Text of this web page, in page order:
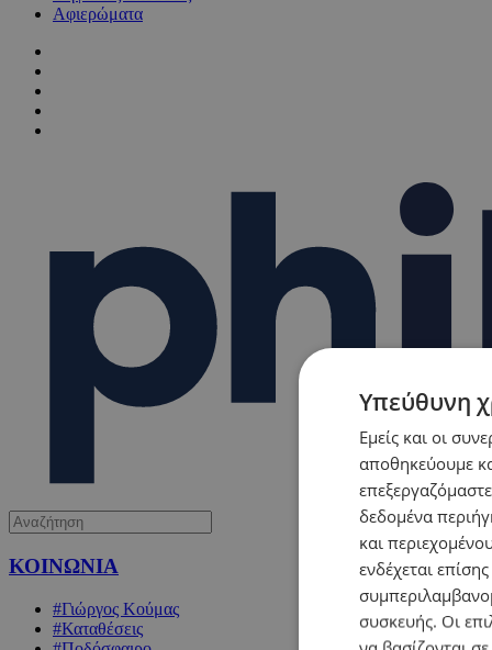
Αφιερώματα
ΚΟΙΝΩΝΙΑ
#Γιώργος Κούμας
#Καταθέσεις
Υπεύθυνη
Εμείς και οι
αποθηκεύουμε
δεδομένα
και
ενδέχεται
συσκευής. Οι